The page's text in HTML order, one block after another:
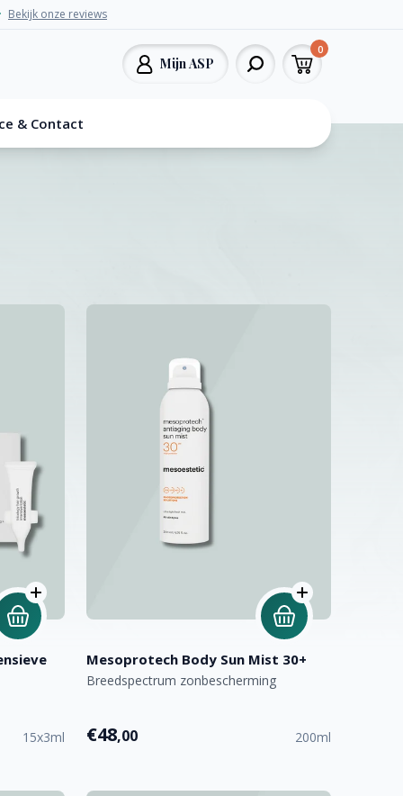
Bekijk onze reviews
Mijn ASP
0
& Contact
15x3ml
Mesoprotech Body Sun Mist 30+
Breedspectrum zonbescherming
€48,00 200ml